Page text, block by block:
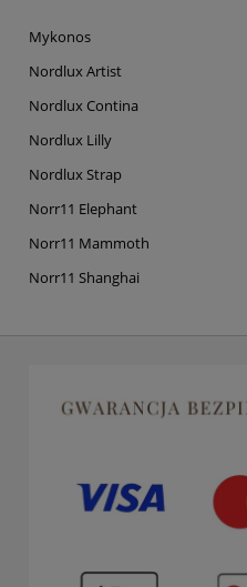
Mykonos
Nordlux Artist
Nordlux Contina
Nordlux Lilly
Nordlux Strap
Norr11 Elephant
Norr11 Mammoth
Norr11 Shanghai